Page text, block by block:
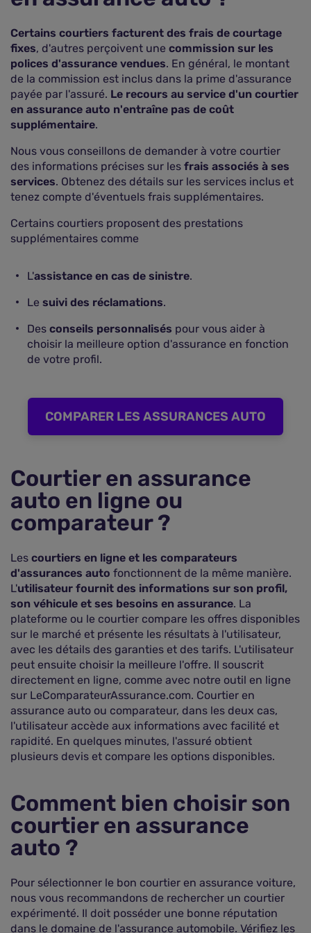
Certains courtiers facturent des frais de courtage
fixes, d'autres perçoivent une commission sur les
polices d'assurance vendues. En général, le montant
de la commission est inclus dans la prime d'assurance
payée par l'assuré. Le recours au service d'un courtier
en assurance auto n'entraîne pas de coût
supplémentaire.
Nous vous conseillons de demander à votre courtier
des informations précises sur les frais associés à ses
services. Obtenez des détails sur les services inclus et
tenez compte d'éventuels frais supplémentaires.
Certains courtiers proposent des prestations
supplémentaires comme
L'assistance en cas de sinistre.
Le suivi des réclamations.
Des conseils personnalisés pour vous aider à
choisir la meilleure option d'assurance en fonction
de votre profil.
COMPARER LES ASSURANCES AUTO
Courtier en assurance
auto en ligne ou
comparateur ?
Les courtiers en ligne et les comparateurs
d'assurances auto fonctionnent de la même manière.
L'utilisateur fournit des informations sur son profil,
son véhicule et ses besoins en assurance. La
plateforme ou le courtier compare les offres disponibles
sur le marché et présente les résultats à l'utilisateur,
avec les détails des garanties et des tarifs. L'utilisateur
peut ensuite choisir la meilleure l'offre. Il souscrit
directement en ligne, comme avec notre outil en ligne
sur LeComparateurAssurance.com. Courtier en
assurance auto ou comparateur, dans les deux cas,
l'utilisateur accède aux informations avec facilité et
rapidité. En quelques minutes, l'assuré obtient
plusieurs devis et compare les options disponibles.
Comment bien choisir son
courtier en assurance
auto ?
Pour sélectionner le bon courtier en assurance voiture,
nous vous recommandons de rechercher un courtier
expérimenté. Il doit posséder une bonne réputation
dans le domaine de l'assurance automobile. Vérifiez les